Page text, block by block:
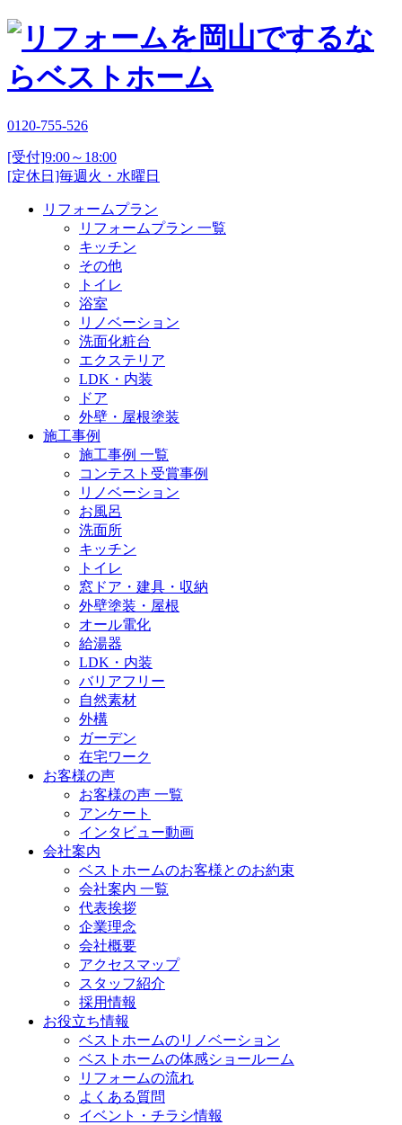
0120-755-526
[受付]9:00～18:00
[定休日]毎週火・水曜日
リフォームプラン
リフォームプラン 一覧
キッチン
その他
トイレ
浴室
リノベーション
洗面化粧台
エクステリア
LDK・内装
ドア
外壁・屋根塗装
施工事例
施工事例 一覧
コンテスト受賞事例
リノベーション
お風呂
洗面所
キッチン
トイレ
窓ドア・建具・収納
外壁塗装・屋根
オール電化
給湯器
LDK・内装
バリアフリー
自然素材
外構
ガーデン
在宅ワーク
お客様の声
お客様の声 一覧
アンケート
インタビュー動画
会社案内
ベストホームのお客様とのお約束
会社案内 一覧
代表挨拶
企業理念
会社概要
アクセスマップ
スタッフ紹介
採用情報
お役立ち情報
ベストホームのリノベーション
ベストホームの体感ショールーム
リフォームの流れ
よくある質問
イベント・チラシ情報